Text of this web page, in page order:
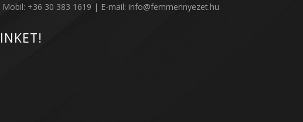
+36 30 383 1619 | E-mail: info@femmennyezet.hu